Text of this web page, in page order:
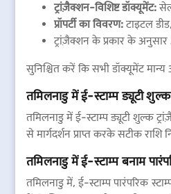
ट्रांज़ैक्शन-विशिष्ट डॉक्यूमेंट:
प्रॉपर्टी का विवरण:टाइटल
ट्रांज़ैक्शन के प्रकार के
सुनिश्चित करें कि सभी डॉक्यूमेंट
तमिलनाडु में ई-स्टाम्प ड्यूटी शुल्क
तमिलनाडु में ई-स्टाम्प ड्यूटी शुल्क
से मार्गदर्शन प्राप्त करके सटीक
तमिलनाडु में ई-स्टाम्प बनाम
तमिलनाडु में, ई-स्टाम्प पारंपरिक